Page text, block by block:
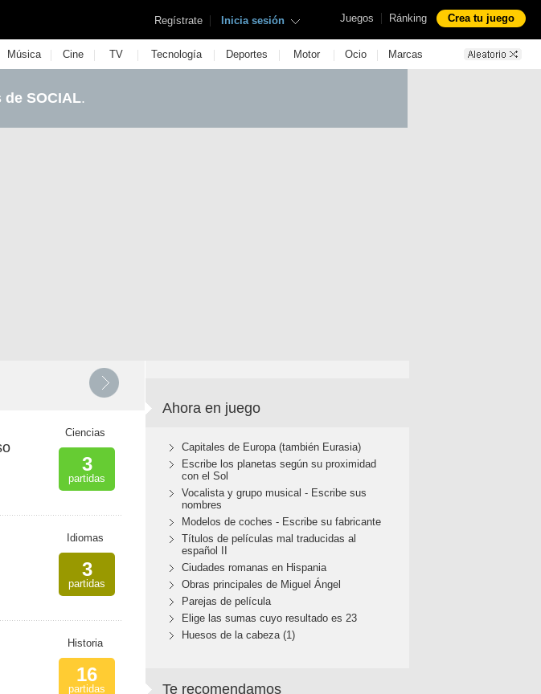
Juegos | Ránking Crea tu juego
Regístrate | Inicia sesión
Música | Cine | TV | Tecnología | Deportes | Motor | Ocio | Marcas
de SOCIAL.
Ciencias
3
partidas
Idiomas
3
partidas
Historia
16
partidas
Ahora en juego
Capitales de Europa (también Eurasia)
Escribe los planetas según su proximidad
con el Sol
Vocalista y grupo musical - Escribe sus
nombres
Modelos de coches - Escribe su fabricante
Títulos de películas mal traducidas al
español II
Ciudades romanas en Hispania
Obras principales de Miguel Ángel
Parejas de película
Elige las sumas cuyo resultado es 23
Huesos de la cabeza (1)
Te recomendamos